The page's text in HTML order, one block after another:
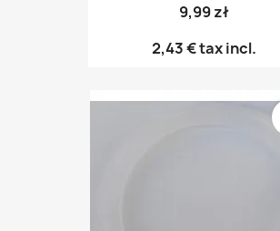
9,99 zł
2,43 €tax incl.